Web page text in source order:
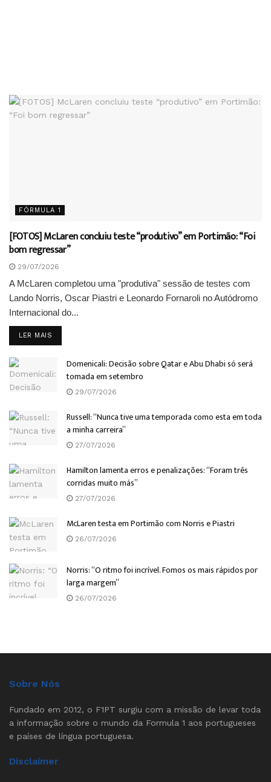
FÓRMULA 1
[FOTOS] McLaren concluiu teste “produtivo” em Portimão: “Foi
bom regressar”
29/07/2026
A McLaren completou uma "produtiva" sessão de testes com
Lando Norris, Oscar Piastri e Leonardo Fornaroli no Autódromo
Internacional do...
LER MAIS
Domenicali: Decisão sobre Qatar e Abu Dhabi só será
tomada em setembro
29/07/2026
Russell: “Nunca tive uma temporada como esta em toda
a minha carreira”
27/07/2026
Hamilton lamenta erros e penalizações: “Foram três
corridas muito más”
27/07/2026
McLaren testa em Portimão com Norris e Piastri
26/07/2026
Norris: “O ritmo foi incrível. Fomos os mais rápidos por
larga margem”
26/07/2026
Sobre Nós
Fundado em 2012, o F1PT surgiu com a missão de levar toda
a informação sobre o mundo da Formula 1 aos portugueses
e países de língua portuguesa.
Disclaimer